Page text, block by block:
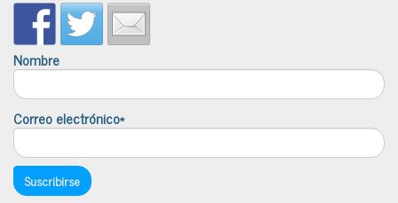
Nombre
Correo electrónico*